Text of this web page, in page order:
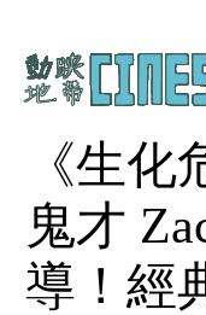
《生
鬼才
導！經